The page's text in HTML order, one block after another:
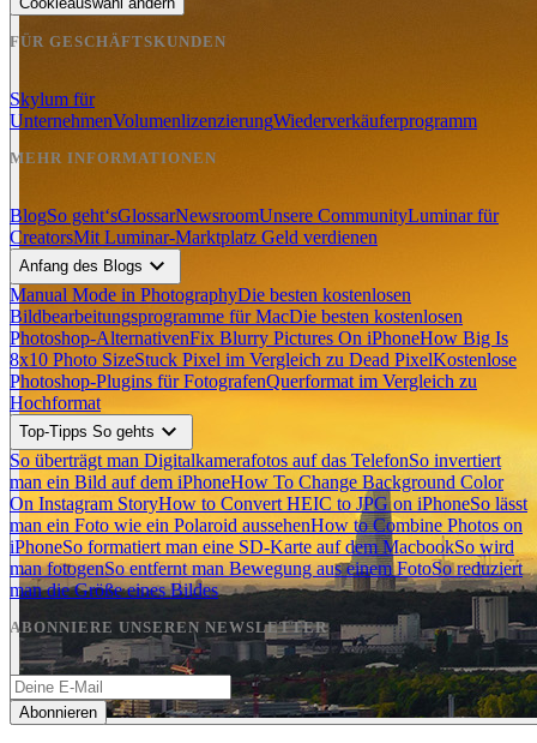
FÜR GESCHÄFTSKUNDEN
Skylum für
UnternehmenVolumenlizenzierungWiederverkäuferprogramm
MEHR INFORMATIONEN
BlogSo geht‘sGlossarNewsroomUnsere CommunityLuminar für
CreatorsMit Luminar-Marktplatz Geld verdienen
Anfang des Blogs expand_more
Manual Mode in PhotographyDie besten kostenlosen
Bildbearbeitungsprogramme für MacDie besten kostenlosen
Photoshop-AlternativenFix Blurry Pictures On iPhoneHow Big Is
8x10 Photo SizeStuck Pixel im Vergleich zu Dead PixelKostenlose
Photoshop-Plugins für FotografenQuerformat im Vergleich zu
Hochformat
Top-Tipps So gehts expand_more
So überträgt man Digitalkamerafotos auf das TelefonSo invertiert
man ein Bild auf dem iPhoneHow To Change Background Color
On Instagram StoryHow to Convert HEIC to JPG on iPhoneSo lässt
man ein Foto wie ein Polaroid aussehenHow to Combine Photos on
iPhoneSo formatiert man eine SD-Karte auf dem MacbookSo wird
man fotogenSo entfernt man Bewegung aus einem FotoSo reduziert
man die Größe eines Bildes
ABONNIERE UNSEREN NEWSLETTER
Abonnieren